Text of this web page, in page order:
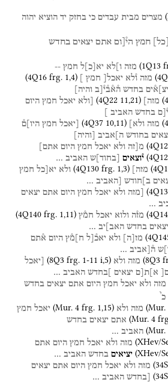
( מצרים מבית עבדים כי בחזק יד הוציא יהוה
כל חמץ הי֯[ום אתם יצאים בחדש
(1Q13 מזה ו]לא יא כ ל חמץ --
( מזה ו֯לא יאכל[ חמץ (4Q16 frg. 1,4)
יצ]א֯ים בחדש ה֯א֯ב֯י֯[ב והיה]
( מזה] (4Q22 11,21) [ולא יאכל חמץ היום
בחדש האביב
( מזה ולא] (4Q37 10,11) [יאכל חמץ היו]ם֯
בחודש ה]אביב והיה
( מ[זה ולא יאכל חמץ היום אתם]
( י֯וצאים בחוד ש האביב …
( מזה] (4Q130 frg. 1,3) ולא יא[כל חמץ
ב]חודש [האביב …
( [מזה ולא יאכל חמץ היום אתם יצאים
…
( מז֯ה ולוא יאכל חמ֯ץ (4Q140 frg. 1,11)
יצאים בחדש האב]יב …
( מז ה ולא יאכ֯[ל ח]מ֯ץ היום א֯תם
ש ה֯[אביב …
(8Q3 מזה ולא (8Q3 frg. 1-11 i,5)
[יאכל
א]ת[ם יצאים ]בחדש האביב …
מזה ולא יאכל חמץ היום אתם יצאים בחדש
כי
(Mur. מזה ולא (Mur. 4 frg. 1,15) יאכל חמץ
(Mur. 4 אתם יצאים בחדש
(Mur. האביב …
(XHev/ מזה ולא יאכל חמץ היום אתם
(XHev/ יציאים בחדש האביב …
( מזה ולא יאכל חמץ היום אתם יצאים
( [בחדש האביב …